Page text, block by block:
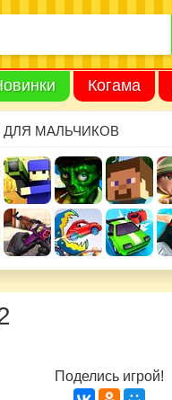
Когама
ДЛЯ МАЛЬЧИКОВ
Поделись игрой!